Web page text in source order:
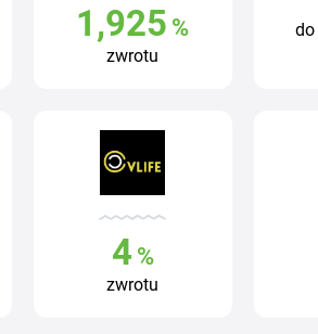
1,925 %
zwrotu
do
4 %
zwrotu